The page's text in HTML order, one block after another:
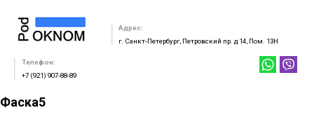
Адрес:
г. Санкт-Петербург, Петровский пр. д 14, Пом. 13Н
Телефон:
+7 (921) 907-88-89
Фаска5